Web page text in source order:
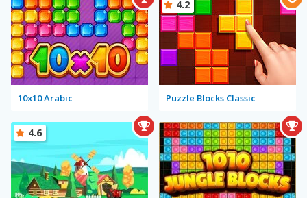
10x10 Arabic Puzzle Blocks Classic
4.2
4.6